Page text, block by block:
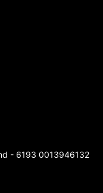
- 6193 0013946132